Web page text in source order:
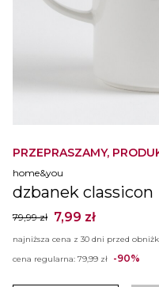
PRZEPRASZAMY,
home&you
dzbanek classicon
79,99 zł 7,99 zł
najniższa cena z 30 dni przed
cena regularna: 79,99 zł -90%